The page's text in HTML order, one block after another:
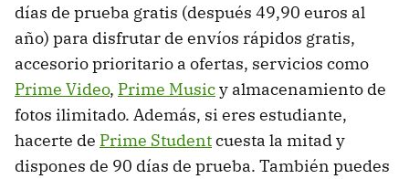
días de prueba gratis (después 49,90 euros al
año) para disfrutar de envíos rápidos gratis,
accesorio prioritario a ofertas, servicios como
Prime Video, Prime Musicy almacenamiento de
fotos ilimitado. Además, si eres estudiante,
hacerte de Prime Studentcuesta la mitad y
dispones de 90 días de prueba. También puedes